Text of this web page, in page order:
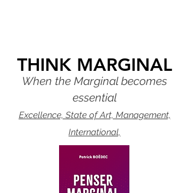
THINK MARGINAL
When the Marginal becomes
essential
Excellence, State of Art, Management,
International,